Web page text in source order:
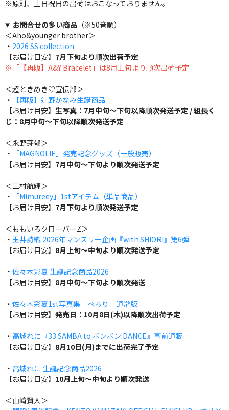
※原則、土日祝日の出荷はおこなっておりません。
お問合せの多い商品（※50音順）
＜Aho&younger brother＞
・ 2026 SS collection
【お届け目安】 7月下旬より順次出荷予定
※「【再販】A&Y Bracelet」は8月上旬より順次出荷予定
＜超ときめき♡宣伝部＞
・
【再販】辻野かなみ生誕商品
【お届け目安】 生写真：7月中旬～下旬以降順次発送予定 / 組長く
じ：8月中旬～下旬以降順次発送予定
＜永野芽郁＞
・
「MAGNOLIE」発売記念グッズ（一般販売）
【お届け目安】 7月中旬～下旬より順次発送予定
＜三村航輝＞
・
「Mimureey」1stアイテム（単品商品）
【お届け目安】 7月下旬より順次発送予定
＜ももいろクローバーZ＞
・ 玉井詩織 2026年マンスリー企画『with SHIORI』第6弾
【お届け目安】 8月上旬～中旬より順次発送予定
・ 佐々木彩夏 生誕記念商品2026
【お届け目安】 8月中旬～下旬より順次発送
・ 佐々木彩夏1st写真集「ぺろり」通常版
【お届け目安】 発売日：10月8日(木)以降順次出荷予定
・ 高城れに『33 SAMBA to ボンボン DANCE』事前通販
【お届け目安】 8月10日(月)までに出荷完了予定
・ 高城れに 生誕記念商品2026
【お届け目安】 10月上旬～中旬より順次発送
＜山﨑賢人＞